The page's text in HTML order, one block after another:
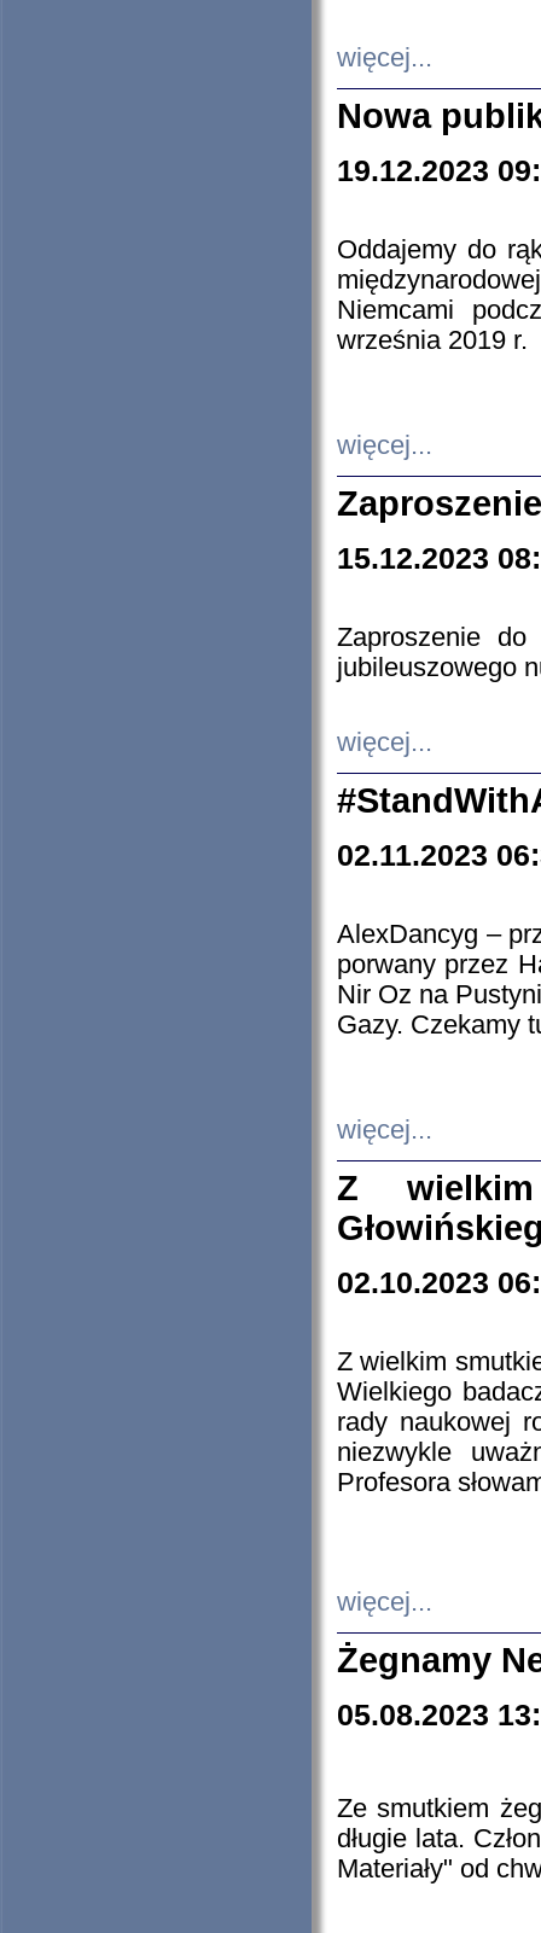
więcej...
Nowa
19.12.2023
Oddajemy do
Niemcami
września 2019 r.
więcej...
15.12.2023
Zaproszenie do
jubileuszowego
więcej...
02.11.2023
AlexDancyg –
porwany przez
Nir Oz na
Gazy. Czekamy
więcej...
Z
02.10.2023
Z wielkim
Wielkiego
rady naukowej
niezwykle
Profesora
więcej...
Żegnamy
05.08.2023
Ze smutkiem
długie lata.
Materiały" od